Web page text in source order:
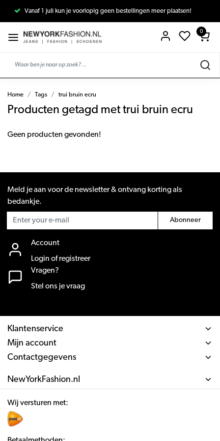
Vanaf 1 juli kun je voorlopig geen bestellingen meer plaatsen!
0
Home Tags trui bruin ecru
Producten getagd met trui bruin ecru
Geen producten gevonden!
Meld je aan voor de newsletter & ontvang korting als
bedankje.
Abonneer
Account
Login of registreer
Vragen?
Stel ons je vraag
Klantenservice
Mijn account
Contactgegevens
NewYorkFashion.nl
Wij versturen met: